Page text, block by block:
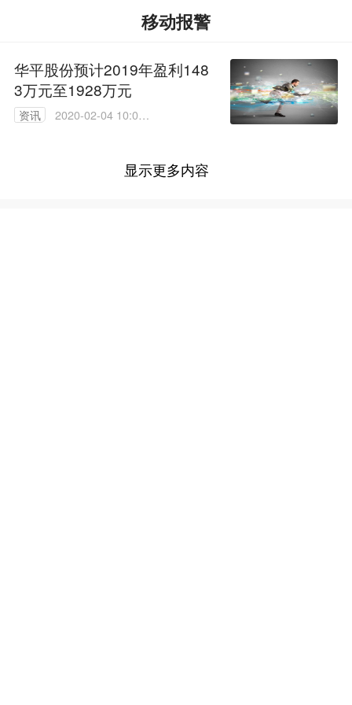
移动报警
华平股份预计2019年盈利148
3万元至1928万元
资讯
2020-02-04 10:01:
显示更多内容